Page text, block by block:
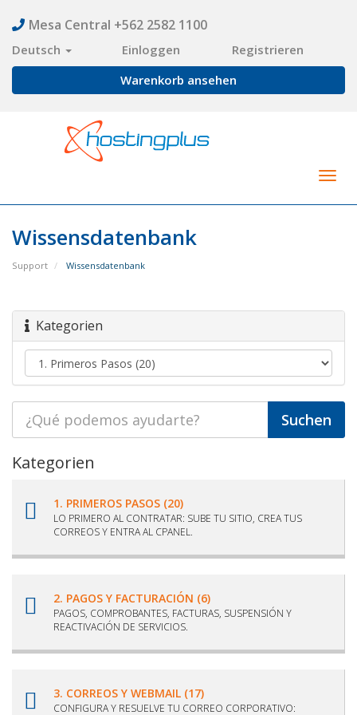
Mesa Central +562 2582 1100
Deutsch Einloggen
Registrieren
Warenkorb ansehen
Wissensdatenbank
Support Wissensdatenbank
Kategorien
Kategorien
1. PRIMEROS PASOS (20)
LO PRIMERO AL CONTRATAR: SUBE TU SITIO, CREA TUS
CORREOS Y ENTRA AL CPANEL.
2. PAGOS Y FACTURACIÓN (6)
PAGOS, COMPROBANTES, FACTURAS, SUSPENSIÓN Y
REACTIVACIÓN DE SERVICIOS.
3. CORREOS Y WEBMAIL (17)
CONFIGURA Y RESUELVE TU CORREO CORPORATIVO: